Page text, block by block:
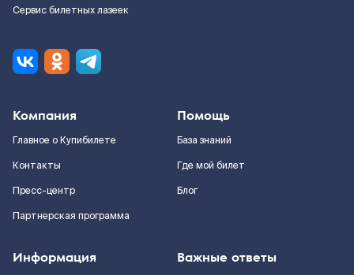
Сервис билетных лазеек
Компания
Главное о Купибилете
Контакты
Пресс-центр
Партнерская программа
Помощь
База знаний
Где мой билет
Блог
Информация Важные ответы